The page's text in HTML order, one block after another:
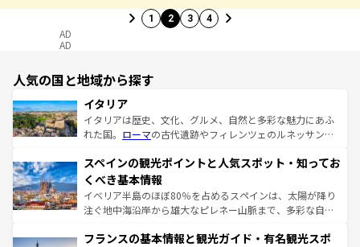
1 2 3 4
AD
AD
人気の国と地域から探す
イタリア
イタリアは歴史、文化、グルメ、自然と多彩な魅力にあふ
れた国。 ローマの古代遺跡やフィレンツェのルネッサンス
ろん、トスカーナの美しい田園風景やアマルフィ海岸の絶
景など、自然景観も見逃せない。観光の合間には、本場の
ピザやパスタなど、絶品のイタリア料理を堪能することも
できる。朝目覚めてから夜眠るまで、すべての瞬間を楽し
なお、新着のイタリア情報はコンテンツ一覧を参照してほ
スペインの観光ポイントと人気スポット・知ってお
くべき基本情報
イベリア半島のほぼ80％を占めるスペインは、太陽が降り
注ぐ地中海沿岸から雄大なピレネー山脈まで、多彩な自然
文化が根付くこの国では、情熱的なフラメンコ、熱気あふ
フランスの基本情報と観光ガイド・有名観光スポ